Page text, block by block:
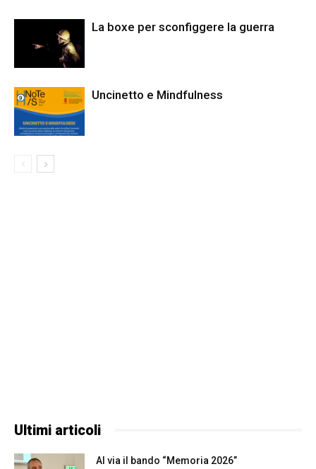
La boxe per sconfiggere la guerra
Uncinetto e Mindfulness
Ultimi articoli
Al via il bando “Memoria 2026”